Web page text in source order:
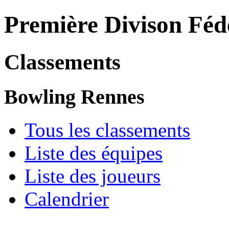
Première Divison
Classements
Bowling Rennes
Tous les classements
Liste des équipes
Liste des joueurs
Calendrier